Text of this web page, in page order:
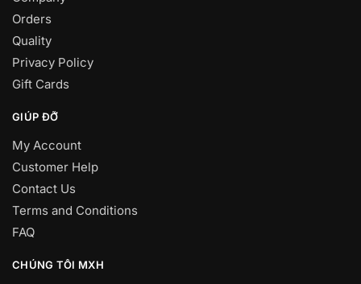
Orders
Quality
Privacy Policy
Gift Cards
GIÚP ĐỠ
My Account
Customer Help
Contact Us
Terms and Conditions
FAQ
CHÚNG TÔI MXH